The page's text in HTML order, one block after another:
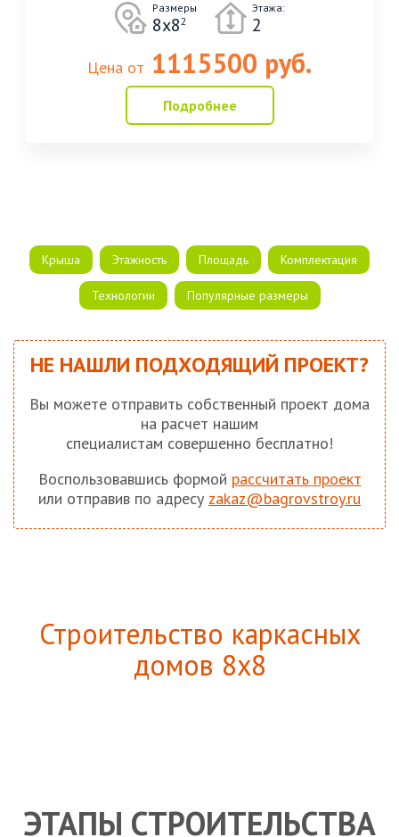
Размеры
8х82
Этажа:
2
Цена от 1115500 руб.
Подробнее
Крыша Этажность Площадь Комплектация
Технологии Популярные размеры
НЕ НАШЛИ ПОДХОДЯЩИЙ ПРОЕКТ?
Вы можете отправить собственный проект дома
на расчет нашим
специалистам совершенно бесплатно!
Воспользовавшись формой рассчитать проект
или отправив по адресу zakaz@bagrovstroy.ru
Строительство каркасных
домов 8х8
ЭТАПЫ СТРОИТЕЛЬСТВА